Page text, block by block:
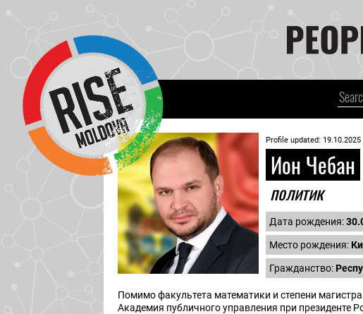
Profile updated: 19.10.2025
Ион Чебан
политик
Дата рождения:
Место рождения:
Гражданство:
Помимо факультета математики и степени
Академия публичного управления при президенте